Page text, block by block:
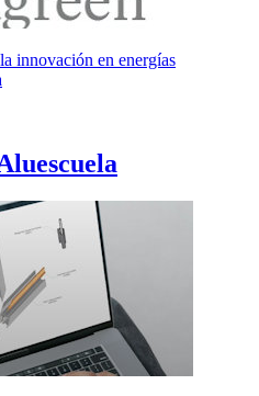
innovación en energías